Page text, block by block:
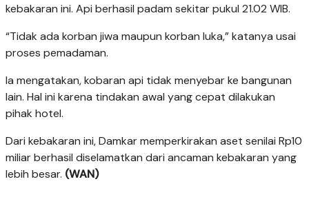
kebakaran ini. Api berhasil padam sekitar pukul 21.02 WIB.
“Tidak ada korban jiwa maupun korban luka,” katanya usai
proses pemadaman.
Ia mengatakan, kobaran api tidak menyebar ke bangunan
lain. Hal ini karena tindakan awal yang cepat dilakukan
pihak hotel.
Dari kebakaran ini, Damkar memperkirakan aset senilai Rp10
miliar berhasil diselamatkan dari ancaman kebakaran yang
lebih besar. (WAN)